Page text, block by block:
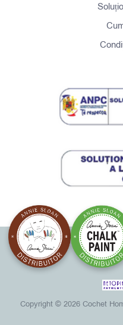
Copyright © 2026 Cochet